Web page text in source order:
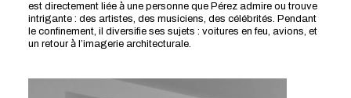
est directement liée à̀ une personne que Pérez admire ou trouve
intrigante : des artistes, des musiciens, des célébrités. Pendant
le confinement, il diversifie ses sujets : voitures en feu, avions, et
un retour à̀ l’imagerie architecturale.